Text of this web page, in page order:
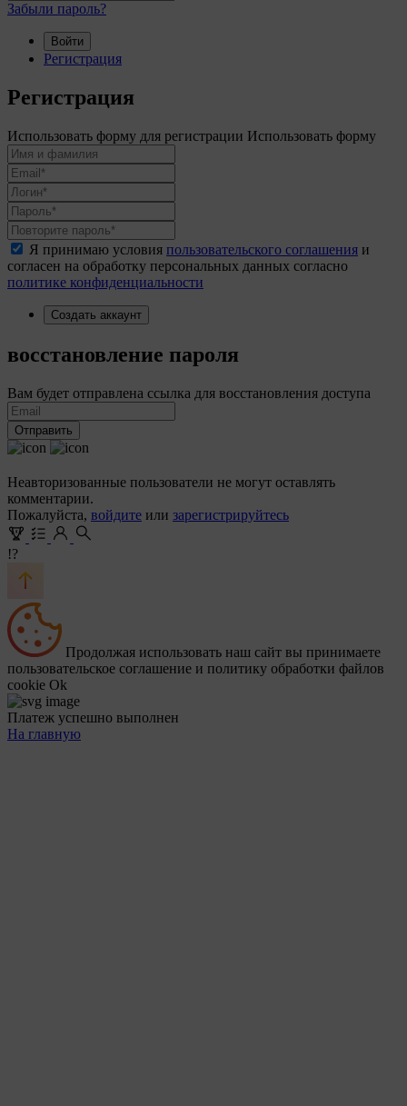
Забыли пароль?
Войти
Регистрация
Регистрация
Использовать форму для регистрации Использовать форму
Я принимаю условия пользовательского соглашения и
согласен на обработку персональных данных согласно
политике конфиденциальности
Создать аккаунт
восстановление пароля
Вам будет отправлена ссылка для восстановления доступа
Отправить
Неавторизованные пользователи не могут оставлять
комментарии.
Пожалуйста, войдите или зарегистрируйтесь
!?
Продолжая использовать наш сайт вы принимаете
пользовательское соглашение и политику обработки файлов
cookie Ok
Платеж успешно выполнен
На главную